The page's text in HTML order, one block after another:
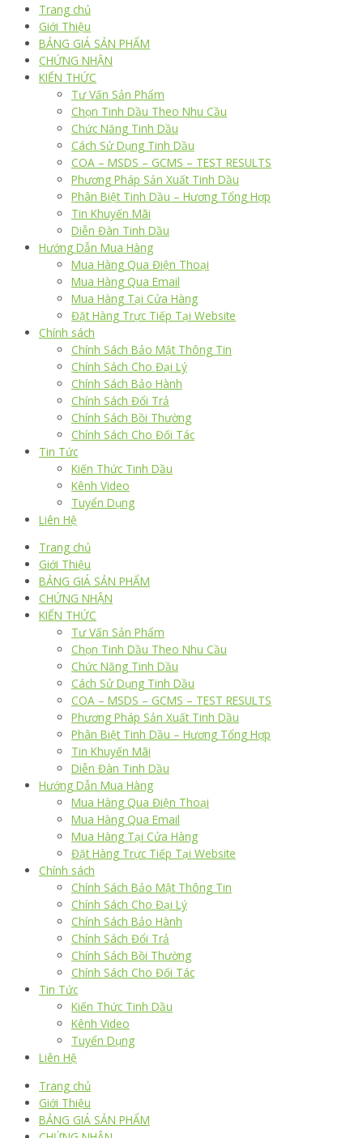
Trang chủ
Giới Thiệu
BẢNG GIÁ SẢN PHẨM
CHỨNG NHẬN
KIẾN THỨC
Tư Vấn Sản Phẩm
Chọn Tinh Dầu Theo Nhu Cầu
Chức Năng Tinh Dầu
Cách Sử Dụng Tinh Dầu
COA – MSDS – GCMS – TEST RESULTS
Phương Pháp Sản Xuất Tinh Dầu
Phân Biệt Tinh Dầu – Hương Tổng Hợp
Tin Khuyến Mãi
Diễn Đàn Tinh Dầu
Hướng Dẫn Mua Hàng
Mua Hàng Qua Điện Thoại
Mua Hàng Qua Email
Mua Hàng Tại Cửa Hàng
Đặt Hàng Trực Tiếp Tại Website
Chính sách
Chính Sách Bảo Mật Thông Tin
Chính Sách Cho Đại Lý
Chính Sách Bảo Hành
Chính Sách Đổi Trả
Chính Sách Bồi Thường
Chính Sách Cho Đối Tác
Tin Tức
Kiến Thức Tinh Dầu
Kênh Video
Tuyển Dụng
Liên Hệ
Trang chủ
Giới Thiệu
BẢNG GIÁ SẢN PHẨM
CHỨNG NHẬN
KIẾN THỨC
Tư Vấn Sản Phẩm
Chọn Tinh Dầu Theo Nhu Cầu
Chức Năng Tinh Dầu
Cách Sử Dụng Tinh Dầu
COA – MSDS – GCMS – TEST RESULTS
Phương Pháp Sản Xuất Tinh Dầu
Phân Biệt Tinh Dầu – Hương Tổng Hợp
Tin Khuyến Mãi
Diễn Đàn Tinh Dầu
Hướng Dẫn Mua Hàng
Mua Hàng Qua Điện Thoại
Mua Hàng Qua Email
Mua Hàng Tại Cửa Hàng
Đặt Hàng Trực Tiếp Tại Website
Chính sách
Chính Sách Bảo Mật Thông Tin
Chính Sách Cho Đại Lý
Chính Sách Bảo Hành
Chính Sách Đổi Trả
Chính Sách Bồi Thường
Chính Sách Cho Đối Tác
Tin Tức
Kiến Thức Tinh Dầu
Kênh Video
Tuyển Dụng
Liên Hệ
Trang chủ
Giới Thiệu
BẢNG GIÁ SẢN PHẨM